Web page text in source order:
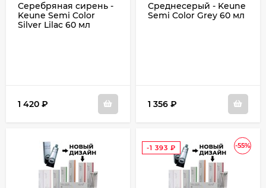
Серебряная сирень -
Keune Semi Color
Silver Lilac 60 мл
1 420 ₽
Среднесерый - Keune
Semi Color Grey 60 мл
1 356 ₽
-55%
-1 393 ₽